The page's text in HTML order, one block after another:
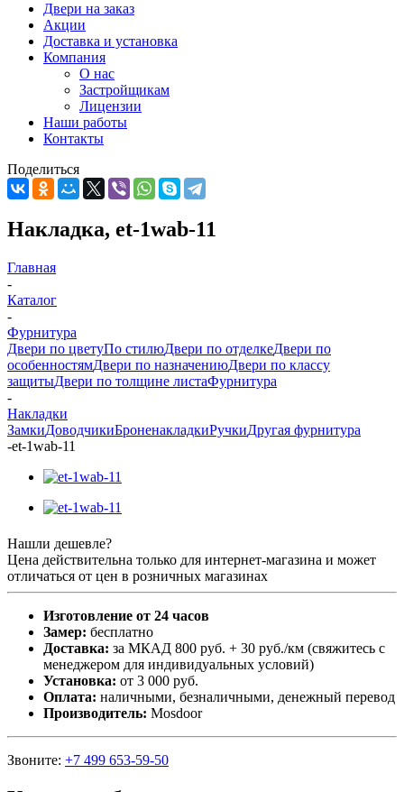
Двери на заказ
Акции
Доставка и установка
Компания
О нас
Застройщикам
Лицензии
Наши работы
Контакты
Поделиться
Накладка, et-1wab-11
Главная
-
Каталог
-
Фурнитура
Двери по цветуПо стилюДвери по отделкеДвери по
особенностямДвери по назначениюДвери по классу
защитыДвери по толщине листаФурнитура
-
Накладки
ЗамкиДоводчикиБроненакладкиРучкиДругая фурнитура
-et-1wab-11
Нашли дешевле?
Цена действительна только для интернет-магазина и может
отличаться от цен в розничных магазинах
Изготовление от 24 часов
Замер: бесплатно
Доставка: за МКАД 800 руб. + 30 руб./км (свяжитесь с
менеджером для индивидуальных условий)
Установка: от 3 000 руб.
Оплата: наличными, безналичными, денежный перевод
Производитель: Mosdoor
Звоните: +7 499 653-59-50